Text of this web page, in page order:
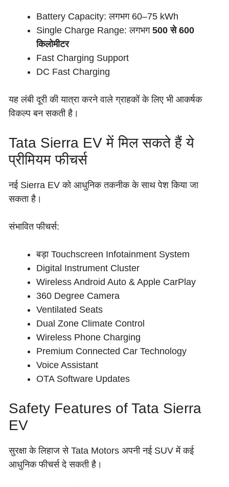
Battery Capacity: लगभग 60–75 kWh
Single Charge Range: लगभग 500 से 600
किलोमीटर
Fast Charging Support
DC Fast Charging
यह लंबी दूरी की यात्रा करने वाले ग्राहकों के लिए भी आकर्षक
विकल्प बन सकती है।
Tata Sierra EV में मिल सकते हैं ये
प्रीमियम फीचर्स
नई Sierra EV को आधुनिक तकनीक के साथ पेश किया जा
सकता है।
संभावित फीचर्स:
बड़ा Touchscreen Infotainment System
Digital Instrument Cluster
Wireless Android Auto & Apple CarPlay
360 Degree Camera
Ventilated Seats
Dual Zone Climate Control
Wireless Phone Charging
Premium Connected Car Technology
Voice Assistant
OTA Software Updates
Safety Features of Tata Sierra
EV
सुरक्षा के लिहाज से Tata Motors अपनी नई SUV में कई
आधुनिक फीचर्स दे सकती है।